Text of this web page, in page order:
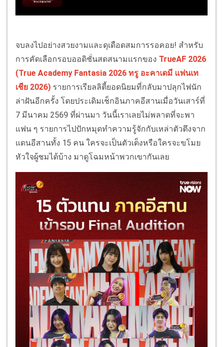
จบลงไปอย่างสวยงามและดุเดือดสมการรอคอย! สำหรับ
การคัดเลือกรอบออดิชั่นสดสนามแรกของ TrueAF 2026
(True Academy Fantasia 2026 ทรู อะคาเดมี แฟนเท
เชีย 2026) รายการเรียลลิตี้ยอดนิยมที่กลับมาปลุกไฟนัก
ล่าฝันอีกครั้ง โดยประเดิมเช็กอินภาคอีสานเมื่อวันเสาร์ที่
7 มีนาคม 2569 ที่ผ่านมา วันนี้เราเลยไม่พลาดที่จะพา
แฟน ๆ รายการไปปักหมุดทำความรู้จักกับเหล่าตัวตึงจาก
แดนอีสานทั้ง 15 คน ใครจะเป็นตัวเต็งหรือใครจะขโมย
หัวใจผู้ชมได้บ้าง มาดูโฉมหน้าพวกเขากันเลย